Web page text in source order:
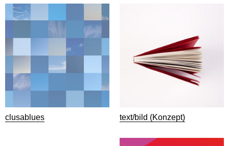
clusablues text/bild (Konzept)